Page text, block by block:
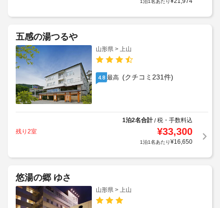
1泊1名あたり
五感の湯つるや
山形県 > 上山
4.8 最高 (クチコミ231件)
1泊2名合計/税・手数料込
残り2室
¥33,300
1泊1名あたり¥16,650
悠湯の郷 ゆさ
山形県 > 上山